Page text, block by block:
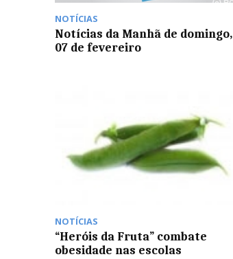
NOTÍCIAS
Notícias da Manhã de domingo,
07 de fevereiro
NOTÍCIAS
“Heróis da Fruta” combate
obesidade nas escolas